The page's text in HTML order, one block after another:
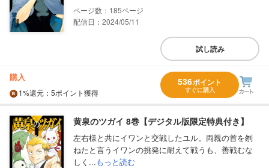
185
配信日：2024/05/11
試し読み
購入
1%還元 ：5ポイント獲得
536ポイント
すぐに購入
黄泉のツガイ 8巻【デジタル版限定特典付き】
左右様と共にイワンと交戦したユル。両親の首を刎
ねたと言うイワンの挑発に耐えて戦うも、善戦むな
しく...もっと読む